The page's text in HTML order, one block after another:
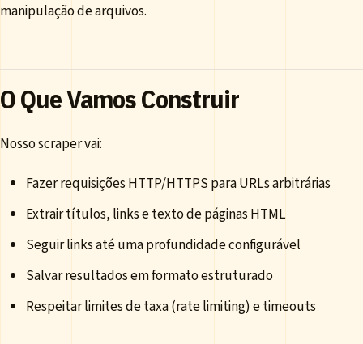
manipulação de arquivos.
O Que Vamos Construir
Nosso scraper vai:
Fazer requisições HTTP/HTTPS para URLs arbitrárias
Extrair títulos, links e texto de páginas HTML
Seguir links até uma profundidade configurável
Salvar resultados em formato estruturado
Respeitar limites de taxa (rate limiting) e timeouts